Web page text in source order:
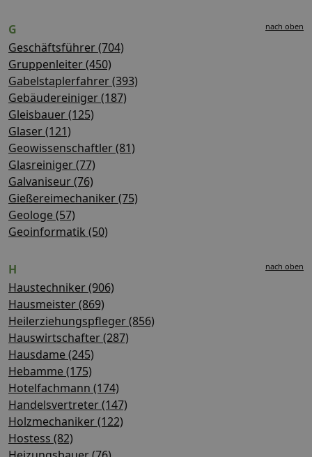
G nach oben
Geschäftsführer (704)
Gruppenleiter (450)
Gabelstaplerfahrer (393)
Gebäudereiniger (187)
Gleisbauer (125)
Glaser (121)
Geowissenschaftler (81)
Glasreiniger (77)
Galvaniseur (76)
Gießereimechaniker (75)
Geologe (57)
Geoinformatik (50)
H nach oben
Haustechniker (906)
Hausmeister (869)
Heilerziehungspfleger (856)
Hauswirtschafter (287)
Hausdame (245)
Hebamme (175)
Hotelfachmann (174)
Handelsvertreter (147)
Holzmechaniker (122)
Hostess (82)